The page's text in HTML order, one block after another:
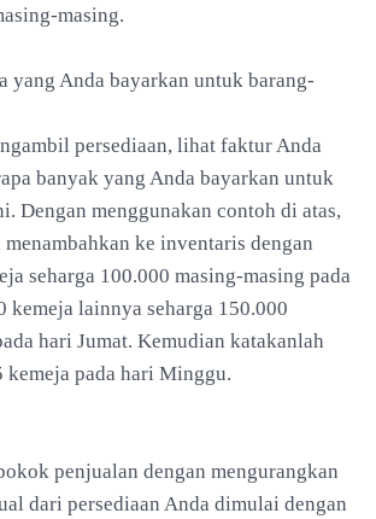
masing.
yang Anda bayarkan untuk barang-
persediaan, lihat faktur Anda
banyak yang Anda bayarkan untuk
Dengan menggunakan contoh di atas,
ke inventaris dengan
seharga 100.000 masing-masing pada
kemeja lainnya seharga 150.000
hari Jumat. Kemudian katakanlah
kemeja pada hari Minggu.
penjualan dengan mengurangkan
dari persediaan Anda dimulai dengan